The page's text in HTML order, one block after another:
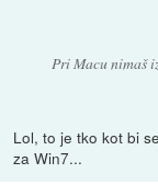
Pri Macu nimaš
Lol, to je tko kot bi
za Win7...